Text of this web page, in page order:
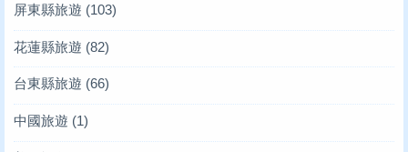
屏東縣旅遊 (103)
花蓮縣旅遊 (82)
台東縣旅遊 (66)
中國旅遊 (1)